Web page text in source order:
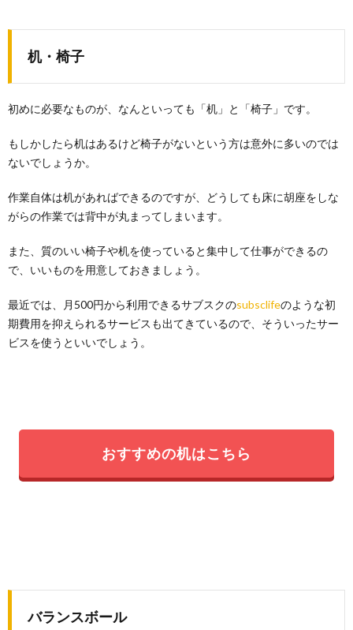
机・椅子
初めに必要なものが、なんといっても「机」と「椅子」です。
もしかしたら机はあるけど椅子がないという方は意外に多いのでは
ないでしょうか。
作業自体は机があればできるのですが、どうしても床に胡座をしな
がらの作業では背中が丸まってしまいます。
また、質のいい椅子や机を使っていると集中して仕事ができるの
で、いいものを用意しておきましょう。
最近では、月500円から利用できるサブスクのsubsclifeのような初
期費用を抑えられるサービスも出てきているので、そういったサー
ビスを使うといいでしょう。
おすすめの机はこちら
バランスボール